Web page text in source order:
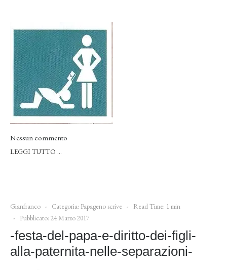
Nessun commento
LEGGI TUTTO …
Gianfranco Categoria: Papageno scrive
Read Time: 1 min
Pubblicato: 24 Marzo 2017
-festa-del-papa-e-diritto-dei-figli-
alla-paternita-nelle-separazioni-